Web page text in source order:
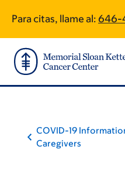
main
content
footer
Para citas, llame al: 646-
COVID-19
Caregivers